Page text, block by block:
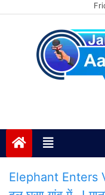
Elephant Enters